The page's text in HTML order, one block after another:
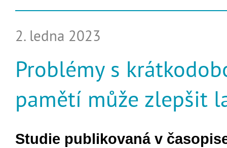
2. ledna 2023
Problémy s
pamětí může zlepšit
Studie publikovaná v